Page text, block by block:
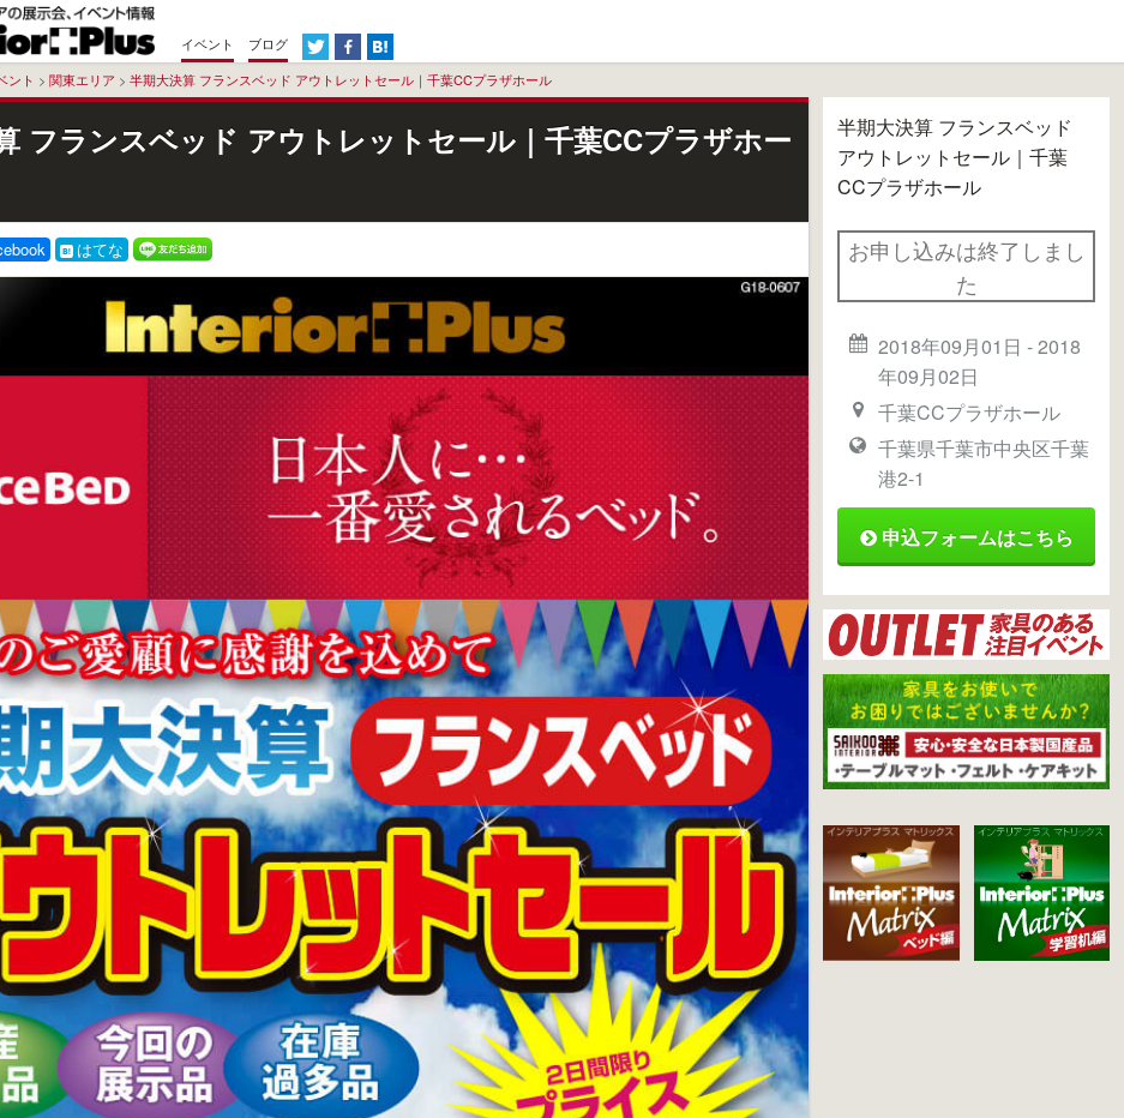
イベント
ブログ
ント > 関東エリア > 半期大決算 フランスベッド アウトレットセール｜千葉CCプラザホール
フランスベッド アウトレットセール｜千葉CCプラザホー
はてな
半期大決算 フランスベッド
アウトレットセール｜千葉
CCプラザホール
お申し込みは終了しまし
た
2018年09月01日 -2018
年09月02日
千葉CCプラザホール
千葉県千葉市中央区千葉
港2-1
申込フォームはこちら